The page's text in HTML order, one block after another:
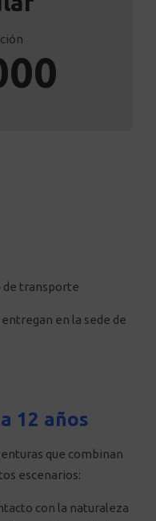
de transporte
en la sede de
12 años
que combinan
escenarios:
con la naturaleza